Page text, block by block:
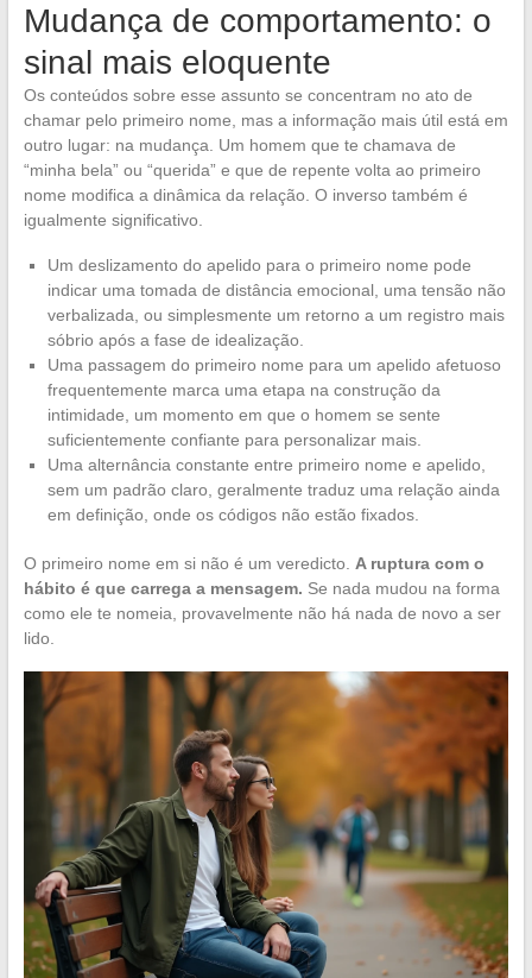
Mudança de comportamento: o
sinal mais eloquente
Os conteúdos sobre esse assunto se concentram no ato de
chamar pelo primeiro nome, mas a informação mais útil está em
outro lugar: na mudança. Um homem que te chamava de
“minha bela” ou “querida” e que de repente volta ao primeiro
nome modifica a dinâmica da relação. O inverso também é
igualmente significativo.
Um deslizamento do apelido para o primeiro nome pode
indicar uma tomada de distância emocional, uma tensão não
verbalizada, ou simplesmente um retorno a um registro mais
sóbrio após a fase de idealização.
Uma passagem do primeiro nome para um apelido afetuoso
frequentemente marca uma etapa na construção da
intimidade, um momento em que o homem se sente
suficientemente confiante para personalizar mais.
Uma alternância constante entre primeiro nome e apelido,
sem um padrão claro, geralmente traduz uma relação ainda
em definição, onde os códigos não estão fixados.
O primeiro nome em si não é um veredicto. A ruptura com o
hábito é que carrega a mensagem. Se nada mudou na forma
como ele te nomeia, provavelmente não há nada de novo a ser
lido.